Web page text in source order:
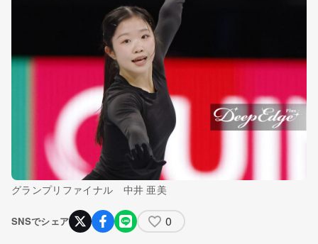
グランプリファイナル 中井 亜美
SNSでシェア 0